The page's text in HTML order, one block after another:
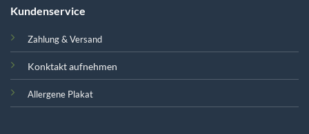
Kundenservice
Zahlung & Versand
Konktakt aufnehmen
Allergene Plakat